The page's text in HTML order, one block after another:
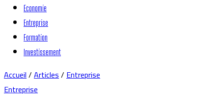
Economie
Entreprise
Formation
Investissement
Accueil/Articles/Entreprise
Entreprise